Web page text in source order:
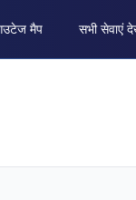
मैप सभी सेवाएं